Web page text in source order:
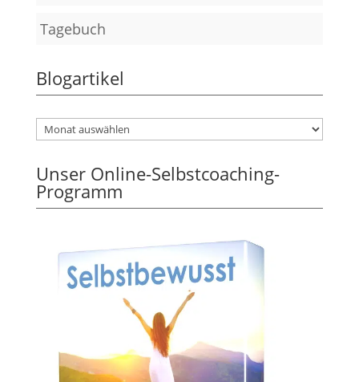
Tagebuch
Blogartikel
Unser Online-Selbstcoaching-
Programm